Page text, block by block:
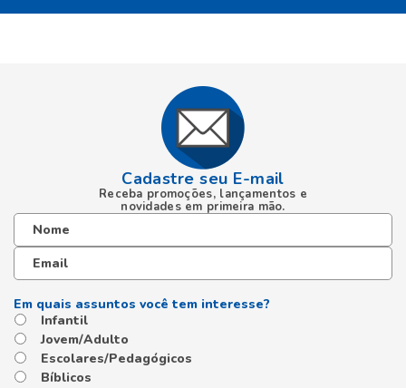
Cadastre seu E-mail
Receba promoções, lançamentos e
novidades em primeira mão.
Infantil
Jovem/Adulto
Escolares/Pedagógicos
Bíblicos